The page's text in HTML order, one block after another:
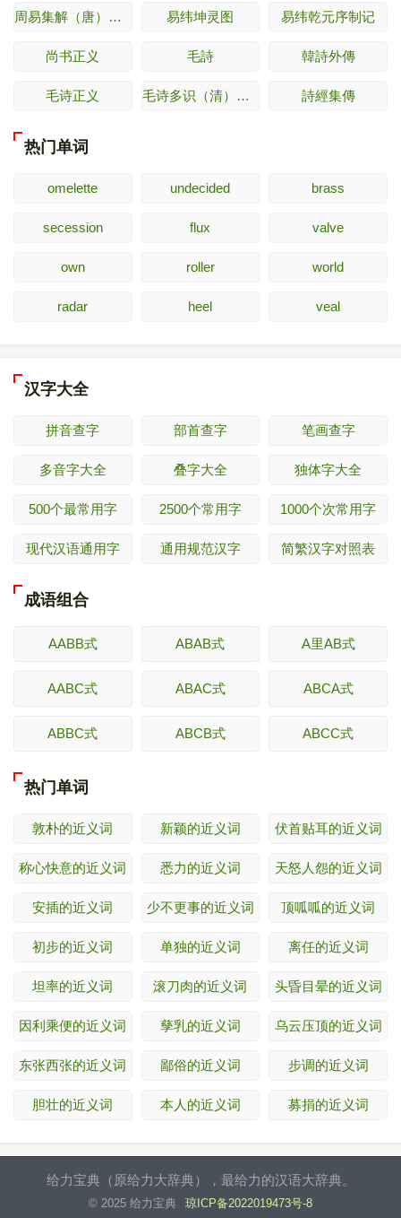
周易集解（唐）李鼎祚 易纬坤灵图 易纬乾元序制记
尚书正义 毛詩 韓詩外傳
毛诗正义 毛诗多识（清）多隆阿 詩經集傳
热门单词
omelette undecided brass
secession flux valve
own roller world
radar heel veal
汉字大全
拼音查字 部首查字 笔画查字
多音字大全 叠字大全 独体字大全
500个最常用字 2500个常用字 1000个次常用字
现代汉语通用字 通用规范汉字 简繁汉字对照表
成语组合
AABB式 ABAB式 A里AB式
AABC式 ABAC式 ABCA式
ABBC式 ABCB式 ABCC式
热门单词
敦朴的近义词 新颖的近义词 伏首贴耳的近义词
称心快意的近义词 悉力的近义词 天怒人怨的近义词
安插的近义词 少不更事的近义词 顶呱呱的近义词
初步的近义词 单独的近义词 离任的近义词
坦率的近义词 滚刀肉的近义词 头昏目晕的近义词
因利乘便的近义词 孳乳的近义词 乌云压顶的近义词
东张西张的近义词 鄙俗的近义词 步调的近义词
胆壮的近义词 本人的近义词 募捐的近义词
给力宝典（原给力大辞典），最给力的汉语大辞典。
© 2025 给力宝典 琼ICP备2022019473号-8